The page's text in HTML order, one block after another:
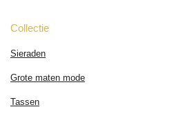
Collectie
Sieraden
Grote maten mode
Tassen